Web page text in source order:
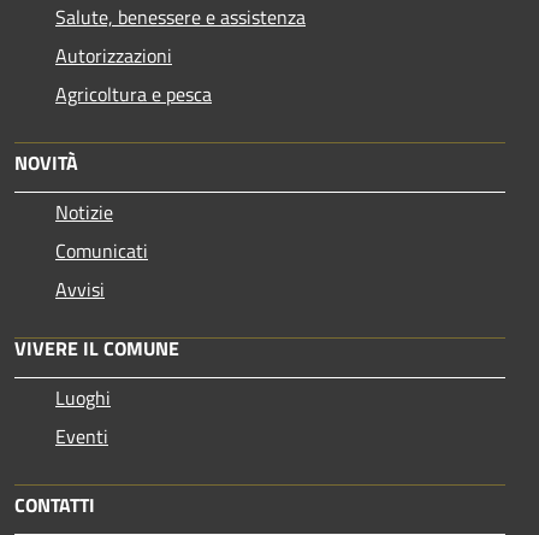
Salute, benessere e assistenza
Autorizzazioni
Agricoltura e pesca
NOVITÀ
Notizie
Comunicati
Avvisi
VIVERE IL COMUNE
Luoghi
Eventi
CONTATTI